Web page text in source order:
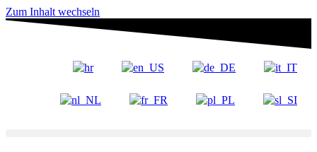
Zum Inhalt wechseln